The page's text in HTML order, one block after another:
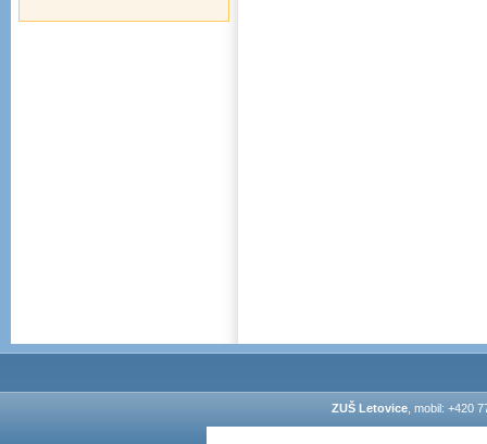
ZUŠ Letovice, mobil: +420